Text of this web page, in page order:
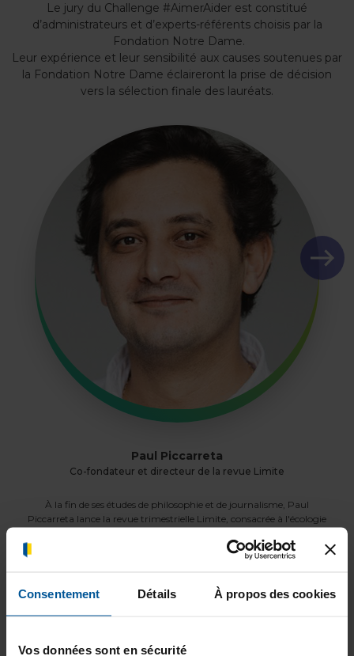
Consentement Détails À propos des cookies
Vos données sont en sécurité
Le jury du Challenge #AimerAider est constitué
d’administrateurs et d’experts-référents choisis par la
Fondation Notre Dame.
Leur expérience et leur sensibilité aux causes soutenues par
la Fondation Notre Dame éclaireront la prise de décision
vers la sélection finale des lauréats.
Paul Piccarreta
Co-fondateur et directeur de la revue Limite
À la fin de ses études de philosophie et de journalisme, Paul
Piccarreta lance la revue trimestrielle Limite, consacrée à l'écologie
la maison d'édition l'Escargot. En 2020, il signe un livre d'entretiens
avec le romancier François Bégaudeau - Jésus, les bourgeois et nous